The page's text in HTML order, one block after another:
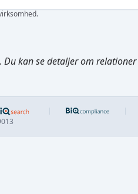
kan se detaljer om relationer